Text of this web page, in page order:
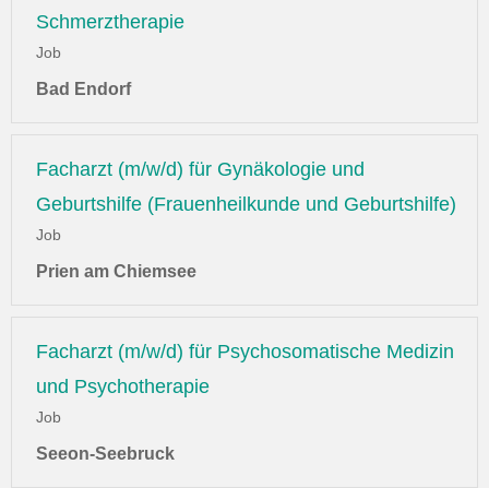
Schmerztherapie
Job
Bad Endorf
Facharzt (m/w/d) für Gynäkologie und
Geburtshilfe (Frauenheilkunde und Geburtshilfe)
Job
Prien am Chiemsee
Facharzt (m/w/d) für Psychosomatische Medizin
und Psychotherapie
Job
Seeon-Seebruck